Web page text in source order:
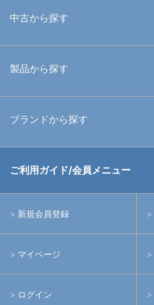
中古から探す
中古ハウジング
中古アームシステム
製品から探す
ハウジング
ライト
アームシステム
アクションカメラ(GoPro等)
ブランドから探す
RGBlue
イノン
ご利用ガイド/会員メニュー
新規会員登録
マイページ
ログイン